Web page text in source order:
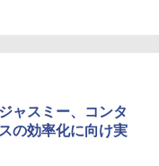
ャスミー、コンタ
の効率化に向け実